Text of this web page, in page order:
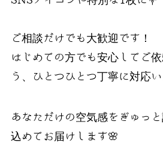
ご相談だけでも大歓迎です！
はじめての方でも安心してご
う、ひとつひとつ丁寧に対応い
あなただけの空気感をぎゅっ
込めてお届けします🌸